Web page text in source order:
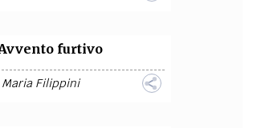
furtivo
Maria Filippini